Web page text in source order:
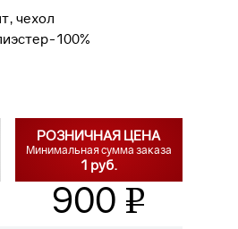
чехол
100%
РОЗНИЧНАЯ ЦЕНА
Минимальная сумма заказа
1 руб.
900 v